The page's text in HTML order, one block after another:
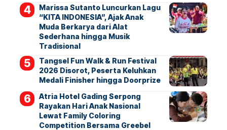
Marissa Sutanto Luncurkan Lagu
“KITA INDONESIA”, Ajak Anak
Muda Berkarya dari Alat
Sederhana hingga Musik
Tradisional
Tangsel Fun Walk & Run Festival
2026 Disorot, Peserta Keluhkan
Medali Finisher hingga Doorprize
Atria Hotel Gading Serpong
Rayakan Hari Anak Nasional
Lewat Family Coloring
Competition Bersama Greebel